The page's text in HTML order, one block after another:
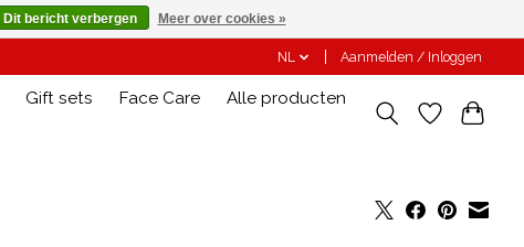
NL Aanmelden / Inloggen
Gift sets Face Care
Alle producten
Dit bericht verbergen Meer over cookies »